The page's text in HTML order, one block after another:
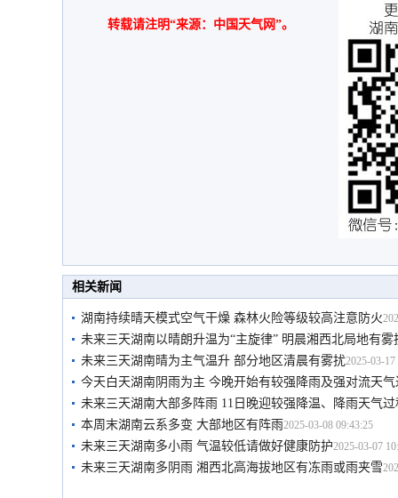
转载请注明“来源：中国天气网”。
相关新闻
湖南持续晴天模式空气干燥 森林火险等级较高注意防火
未来三天湖南以晴朗升温为“主旋律” 明晨湘西北局地有雾
未来三天湖南晴为主气温升 部分地区清晨有雾扰2025-03-17
今天白天湖南阴雨为主 今晚开始有较强降雨及强对流天气
未来三天湖南大部多阵雨 11日晚迎较强降温、降雨天气过
本周末湖南云系多变 大部地区有阵雨2025-03-08 09:43:25
未来三天湖南多小雨 气温较低请做好健康防护2025-03-07
未来三天湖南多阴雨 湘西北高海拔地区有冻雨或雨夹雪